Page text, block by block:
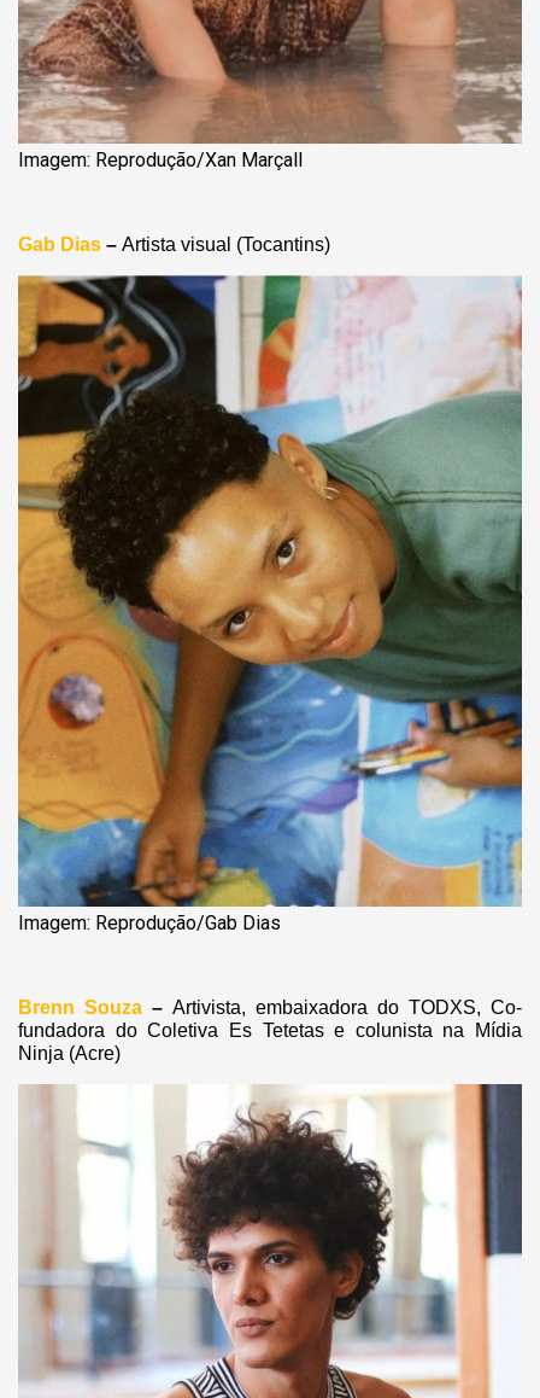
Imagem: Reprodução/Xan Marçall
Gab Dias – Artista visual (Tocantins)
Imagem: Reprodução/Gab Dias
Brenn Souza – Artivista, embaixadora do TODXS, Co-
fundadora do Coletiva Es Tetetas e colunista na Mídia
Ninja (Acre)